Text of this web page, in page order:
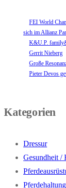
FEI World
sich im Allianz
K&U.P.
Gerrit Nieberg
Große
Pieter Devos
Kategorien
Dressur
Gesundheit /
Pferdehaltung